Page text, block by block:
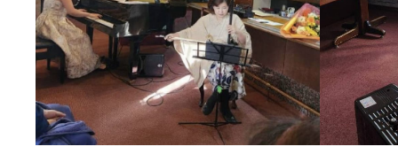
ト〜
シ
ョ
パ
ン
の
軌
跡